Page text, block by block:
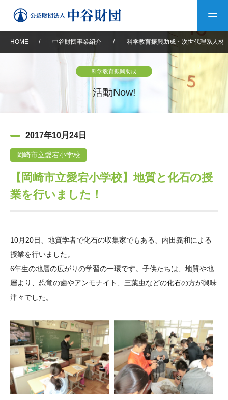
中谷財団について
設立趣意書
沿革 40年史デジタルブック
役員・評議員 公開情報
年報一覧 中谷財団レポート
中谷財団事業紹介
神戸賞 長期大型研究助成
大学院生奨学金
国際学生交流プログラ
科学教育振興助成・
次世代理系人材育成プ
中谷財団動画紹介
その他情報
アクセス
サイトマップ 中谷財団アーカイブ
日本語
HOME / 中谷財団事業紹介 / 科学教育振興助成・次世代理系人材
科学教育振興助成
活動Now!
2017年10月24日
岡崎市立愛宕小学校
【岡崎市立愛宕小学校】地質と化石の授
業を行いました！
10月20日、地質学者で化石の収集家でもある、内田義和による
授業を行いました。
6年生の地層の広がりの学習の一環です。子供たちは、地質や地
層より、恐竜の歯やアンモナイト、三葉虫などの化石の方が興味
津々でした。